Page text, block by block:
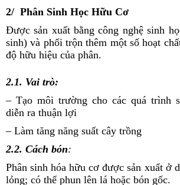
2/ Phân Sinh Học Hữu Cơ
Được sản xuất bằng công nghệ sinh
sinh) và phối trộn thêm một số hoạt
độ hữu hiệu của phân.
2.1. Vai trò:
– Tạo môi trường cho các quá trình
diễn ra thuận lợi
– Làm tăng năng suất cây trồng
2.2. Cách bón:
Phân sinh hóa hữu cơ được sản xuất ở
lỏng; có thể phun lên lá hoặc bón gốc.